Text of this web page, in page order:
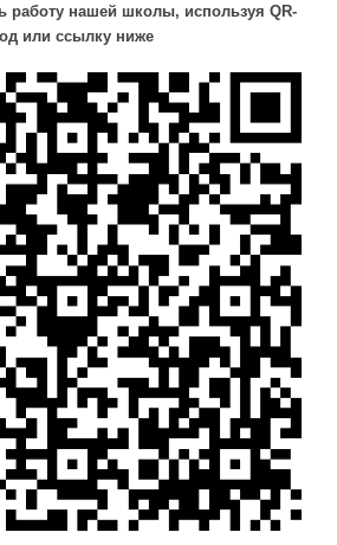
работу нашей школы, используя QR-
или ссылку ниже